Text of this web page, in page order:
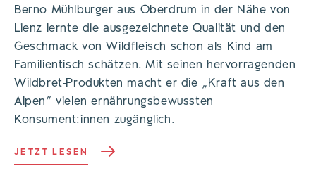
Berno Mühlburger aus Oberdrum in der Nähe von
Lienz lernte die ausgezeichnete Qualität und den
Geschmack von Wildfleisch schon als Kind am
Familientisch schätzen. Mit seinen hervorragenden
Wildbret-Produkten macht er die „Kraft aus den
Alpen“ vielen ernährungsbewussten
Konsument:innen zugänglich.
JETZT LESEN